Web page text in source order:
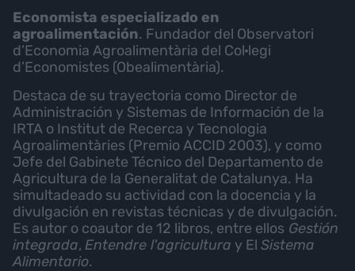
Economista especializado en
agroalimentación. Fundador del Observatori
d’Economia Agroalimentària del Col·legi
d’Economistes (Obealimentària).
Destaca de su trayectoria como Director de
Administración y Sistemas de Información de la
IRTA o Institut de Recerca y Tecnologia
Agroalimentàries (Premio ACCID 2003), y como
Jefe del Gabinete Técnico del Departamento de
Agricultura de la Generalitat de Catalunya. Ha
simultadeado su actividad con la docencia y la
divulgación en revistas técnicas y de divulgación.
Es autor o coautor de 12 libros, entre ellos Gestión
integrada, Entendre l'agricultura y El Sistema
Alimentario.